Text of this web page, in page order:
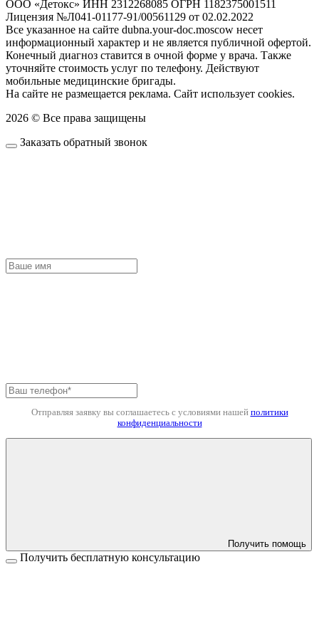
ООО «Детокс» ИНН 2312268085 ОГРН 1182375001511
Лицензия №Л041-01177-91/00561129 от 02.02.2022
Все указанное на сайте dubna.your-doc.moscow несет
информационный характер и не является публичной офертой.
Конечный диагноз ставится в очной форме у врача. Также
уточняйте стоимость услуг по телефону. Действуют
мобильные медицинские бригады.
На сайте не размещается реклама. Сайт использует cookies.
2026 © Все права защищены
Заказать обратный звонок
Отправляя заявку вы соглашаетесь с условиями нашей политики
конфиденциальности
Получить помощь
Получить бесплатную консультацию